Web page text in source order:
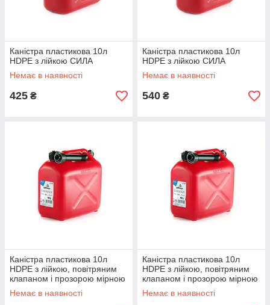
Каністра пластикова 10л
HDPE з лійкою СИЛА
Немає в наявності
425 ₴
Каністра пластикова 10л
HDPE з лійкою СИЛА
Немає в наявності
540 ₴
Каністра пластикова 10л
HDPE з лійкою, повітряним
клапаном і прозорою мірною
смугою 12 Atelie
Немає в наявності
Каністра пластикова 10л
HDPE з лійкою, повітряним
клапаном і прозорою мірною
смугою 12 Atelie
Немає в наявності